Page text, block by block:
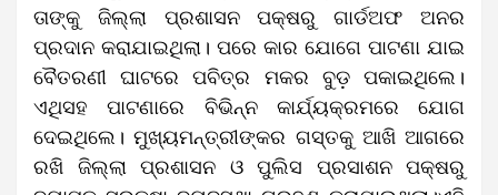
ତାଙ୍କୁ ଜିଲ୍ଲା ପ୍ରଶାସନ ପକ୍ଷରୁ ଗାର୍ଡଅଫ ଅନର
ପ୍ରଦାନ କରାଯାଇଥିଲା। ପରେ କାର ଯୋଗେ ପାଟଣା ଯାଇ
ବୈତରଣୀ ଘାଟରେ ପବିତ୍ର ମକର ବୁଡ଼ ପକାଇଥିଲେ।
ଏଥିସହ ପାଟଣାରେ ବିଭିନ୍ନ କାର୍ଯ୍ୟକ୍ରମରେ ଯୋଗ
ଦେଇଥିଲେ। ମୁଖ୍ୟମନ୍ତ୍ରୀଙ୍କର ଗସ୍ତକୁ ଆଖି ଆଗରେ
ରଖି ଜିଲ୍ଲା ପ୍ରଶାସନ ଓ ପୁଲିସ ପ୍ରସାଶନ ପକ୍ଷରୁ